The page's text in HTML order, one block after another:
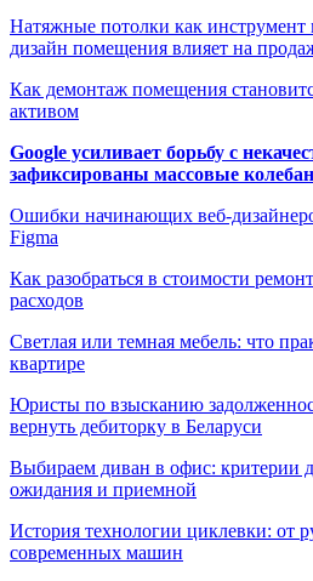
Натяжные потолки как инструмент
дизайн помещения влияет на
Как демонтаж помещения
активом
Google усиливает борьбу с
зафиксированы массовые
Ошибки начинающих веб-
Figma
Как разобраться в стоимости
расходов
Светлая или темная мебель: что
квартире
Юристы по взысканию
вернуть дебиторку в Беларуси
Выбираем диван в офис: критерии
ожидания и приемной
История технологии циклевки: от
современных машин